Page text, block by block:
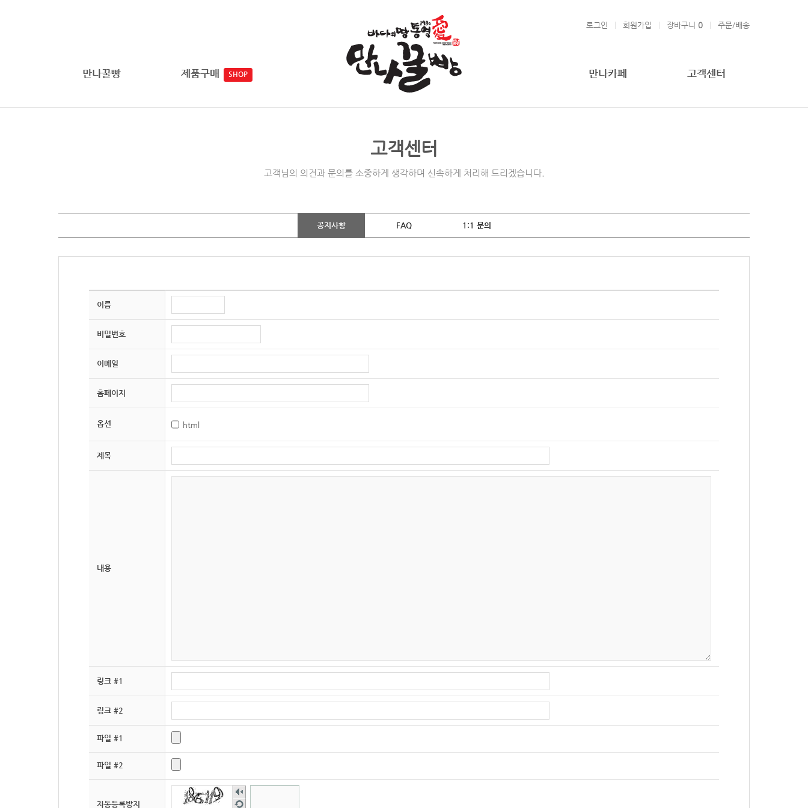
로그인 회원가입 장바구니 0 주문/배송
만나꿀빵 제품구매 SHOP 만나카페 고객센터
고객센터
고객님의 의견과 문의를 소중하게 생각하며 신속하게 처리해 드리겠습니다.
공지사항 FAQ 1:1 문의
이름
비밀번호
이메일
홈페이지
옵션 html
제목
내용
링크 #1
링크 #2
파일 #1
파일 #2
자동등록방지
숫
자
새